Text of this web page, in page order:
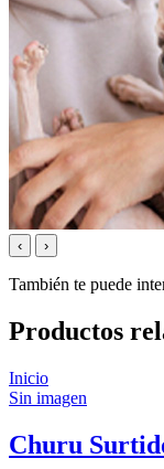
‹ ›
También te puede
Productos
Inicio
Sin imagen
Churu